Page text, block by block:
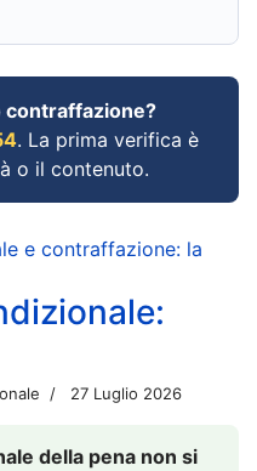
contraffazione?
. La prima verifica è
o il contenuto.
e contraffazione: la
27 Luglio 2026
della pena non si